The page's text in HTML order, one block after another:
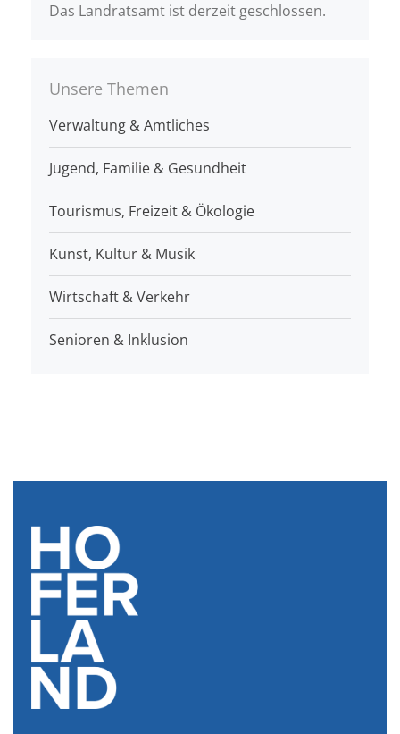
Das Landratsamt ist derzeit geschlossen.
Unsere Themen
Verwaltung & Amtliches
Jugend, Familie & Gesundheit
Tourismus, Freizeit & Ökologie
Kunst, Kultur & Musik
Wirtschaft & Verkehr
Senioren & Inklusion